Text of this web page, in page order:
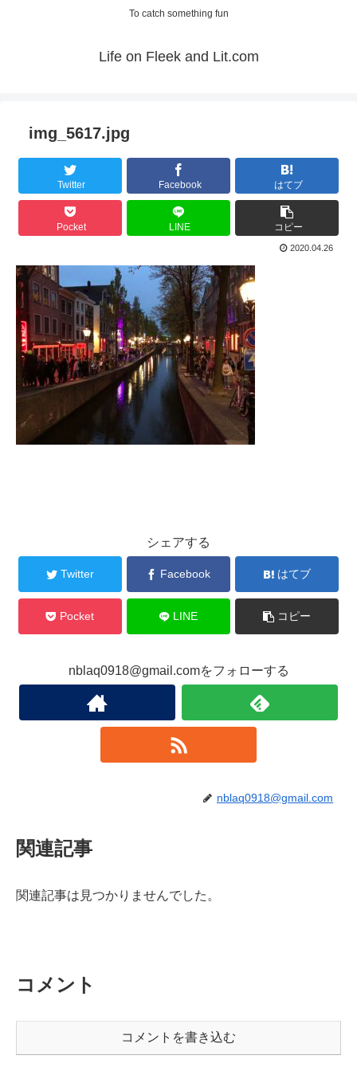
To catch something fun
Life on Fleek and Lit.com
img_5617.jpg
Twitter Facebook はてブ
Pocket LINE コピー
2020.04.26
シェアする
Twitter Facebook はてブ
Pocket LINE コピー
nblaq0918@gmail.comをフォローする
nblaq0918@gmail.com
関連記事
関連記事は見つかりませんでした。
コメント
コメントを書き込む